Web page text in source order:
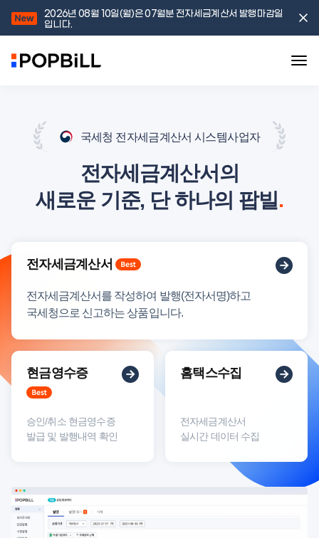
2026년 08월 10일(월)은 07월분 전자세금계산서 발행마감일
입니다.
전자세금계산서의
새로운 기준, 단 하나의 팝빌 .
국세청 전자세금계산서 시스템사업자
전자세금계산서
전자세금계산서를 작성하여 발행(전자서명)하고
국세청으로 신고하는 상품입니다.
현금영수증
승인/취소 현금영수증
발급 및 발행내역 확인
홈택스수집
전자세금계산서
실시간 데이터 수집